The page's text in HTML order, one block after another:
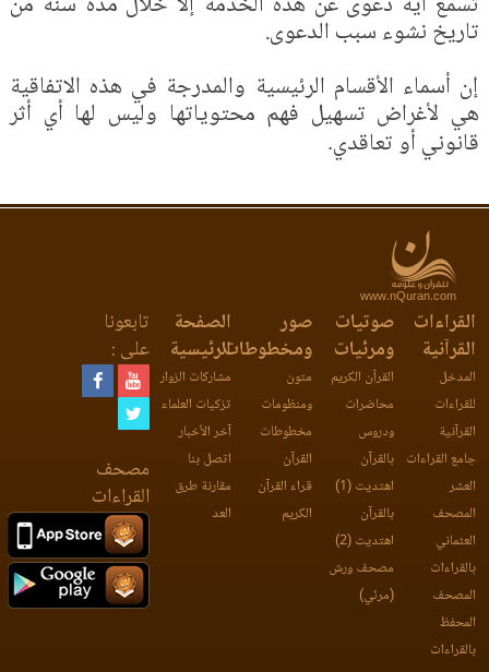
تاريخ نشوء سبب الدعوى.‏
إن أسماء الأقسام الرئيسية والمدرجة في هذه الاتفاقية
هي لأغراض تسهيل فهم محتوياتها وليس لها أي أثر
قانوني أو تعاقدي.
www.nQuran.com
القراءات
القرآنية
المدخل
للقراءات
القرآنية
جامع القراءات
العشر
المصحف
العثماني
بالقراءات
المصحف
المحفظ
بالقراءات
صوتيات
ومرئيات
القرآن الكريم
محاضرات
ودروس
بالقرآن
اهتديت (1)
بالقرآن
اهتديت (2)
مصحف ورش
(مرئي)
صور
ومخطوطات
متون
ومنظومات
مخطوطات
القرآن
قراء القرآن
الكريم
الصفحة
الرئيسية
مشاركات الزوار
تزكيات العلماء
آخر الأخبار
اتصل بنا
مقارنة طرق
العد
تابعونا
على :
مصحف
القراءات